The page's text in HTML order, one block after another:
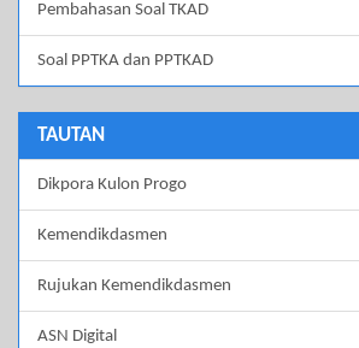
Pembahasan Soal TKAD
Soal PPTKA dan PPTKAD
TAUTAN
Dikpora Kulon Progo
Kemendikdasmen
Rujukan Kemendikdasmen
ASN Digital